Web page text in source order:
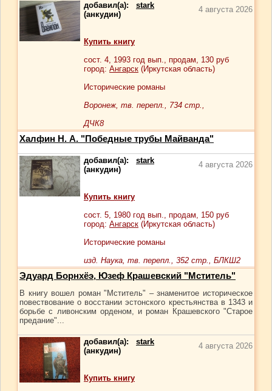
добавил(а): stark
(анкудин)
4 августа 2026
Купить книгу
сост. 4, 1993 год вып., продам, 130 руб
город: Ангарск (Иркутская область)
Исторические романы
Воронеж, тв. перепл., 734 стр.,
ДЧК8
Халфин Н. А. "Победные трубы Майванда"
добавил(а): stark
(анкудин)
4 августа 2026
Купить книгу
сост. 5, 1980 год вып., продам, 150 руб
город: Ангарск (Иркутская область)
Исторические романы
изд. Наука, тв. перепл., 352 стр., БЛКШ2
Эдуард Борнхёэ, Юзеф Крашевский "Мститель"
В книгу вошел роман "Мститель" – знаменитое историческое
повествование о восстании эстонского крестьянства в 1343 и
борьбе с ливонским орденом, и роман Крашевского "Старое
предание"...
добавил(а): stark
(анкудин)
4 августа 2026
Купить книгу